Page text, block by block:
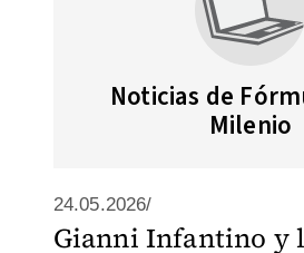
Noticias de
Milenio
24.05.2026/
Gianni Infantino y